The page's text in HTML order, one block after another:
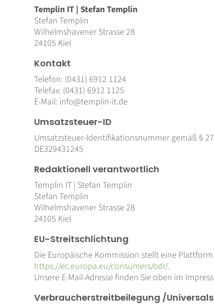
Templin IT | Stefan Templin
Stefan Templin
Wilhelmshavener Strasse 28
24105 Kiel
Kontakt
Telefon: (0431) 6912 1124
Telefax: (0431) 6912 1125
E-Mail: info@templin-it.de
Umsatzsteuer-ID
Umsatzsteuer-Identifikationsnummer gemäß §
DE329431245
Redaktionell verantwortlich
Templin IT | Stefan Templin
Stefan Templin
Wilhelmshavener Strasse 28
24105 Kiel
EU-Streitschlichtung
Die Europäische Kommission stellt eine
https://ec.europa.eu/consumers/odr/.
Unsere E-Mail-Adresse finden Sie oben im
Verbraucher­streit­beilegung /